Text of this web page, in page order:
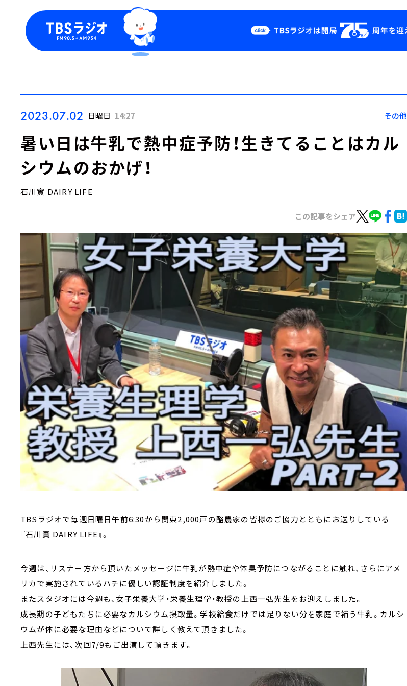
Podcast
YouTube
2023.07.02 日曜日 14:27 その他
暑い日は牛乳で熱中症予防！生きてることはカル
シウムのおかげ！
石川實 DAIRY LIFE
この記事をシェア
TBSラジオで毎週日曜日午前6:30から関東2,000戸の酪農家の皆様のご協力とともにお送りしている
『石川實 DAIRY LIFE』。
今週は、リスナー方から頂いたメッセージに牛乳が熱中症や体臭予防につながることに触れ、さらにアメ
リカで実施されているハチに優しい認証制度を紹介しました。
またスタジオには今週も、女子栄養大学・栄養生理学・教授の上西一弘先生をお迎えしました。
成長期の子どもたちに必要なカルシウム摂取量。学校給食だけでは足りない分を家庭で補う牛乳。カルシ
ウムが体に必要な理由などについて詳しく教えて頂きました。
上西先生には、次回7/9もご出演して頂きます。